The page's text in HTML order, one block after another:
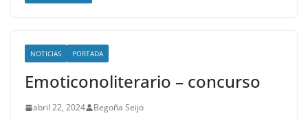
NOTICIAS PORTADA
Emoticonoliterario – concurso
abril 22, 2024 Begoña Seijo